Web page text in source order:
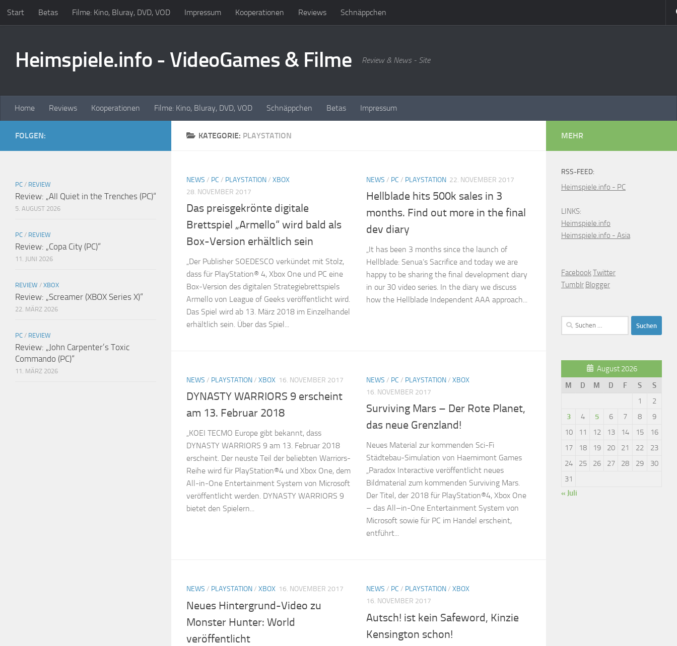
Zum Inhalt springen
Start Betas Filme: Kino, Bluray, DVD, VOD Impressum Kooperationen Reviews Schnäppchen
Heimspiele.info - VideoGames & Filme Review & News - Site
Home Reviews Kooperationen Filme: Kino, Bluray, DVD, VOD Schnäppchen Betas Impressum
KATEGORIE: PLAYSTATION
NEWS / PC / PLAYSTATION/ XBOX
28. NOVEMBER 2017
Das preisgekrönte digitale
Brettspiel „Armello“ wird bald als
Box-Version erhältlich sein
„Der Publisher SOEDESCO verkündet mit Stolz,
dass für PlayStation® 4, Xbox One und PC eine
Box-Version des digitalen Strategiebrettspiels
Armello von League of Geeks veröffentlicht wird.
Das Spiel wird ab 13. März 2018 im Einzelhandel
erhältlich sein. Über das Spiel...
NEWS / PC / PLAYSTATION 22. NOVEMBER 2017
Hellblade hits 500k sales in 3
months. Find out more in the final
dev diary
„It has been 3 months since the launch of
Hellblade: Senua’s Sacrifice and today we are
happy to be sharing the final development diary
in our 30 video series. In the diary we discuss
how the Hellblade Independent AAA approach...
NEWS / PLAYSTATION/ XBOX 16. NOVEMBER 2017
DYNASTY WARRIORS 9 erscheint
am 13. Februar 2018
„KOEI TECMO Europe gibt bekannt, dass
DYNASTY WARRIORS 9 am 13. Februar 2018
erscheint. Der neuste Teil der beliebten Warriors-
Reihe wird für PlayStation®4 und Xbox One, dem
All-in-One Entertainment System von Microsoft
veröffentlicht werden. DYNASTY WARRIORS 9
bietet den Spielern...
NEWS / PC / PLAYSTATION/ XBOX
16. NOVEMBER 2017
Surviving Mars – Der Rote Planet,
das neue Grenzland!
Neues Material zur kommenden Sci-Fi
Städtebau-Simulation von Haemimont Games
„Paradox Interactive veröffentlicht neues
Bildmaterial zum kommenden Surviving Mars.
Der Titel, der 2018 für PlayStation®4, Xbox One
– das All–in-One Entertainment System von
Microsoft sowie für PC im Handel erscheint,
entführt...
NEWS / PLAYSTATION/ XBOX 16. NOVEMBER 2017
Neues Hintergrund-Video zu
Monster Hunter: World
veröffentlicht
NEWS / PC / PLAYSTATION/ XBOX
16. NOVEMBER 2017
Autsch! ist kein Safeword, Kinzie
Kensington schon!
FOLGEN:
PC / REVIEW
Review: „All Quiet in the Trenches (PC)“
5. AUGUST 2026
PC / REVIEW
Review: „Copa City (PC)“
11. JUNI 2026
REVIEW / XBOX
Review: „Screamer (XBOX Series X)“
22. MÄRZ 2026
PC / REVIEW
Review: „John Carpenter’s Toxic
Commando (PC)“
11. MÄRZ 2026
MEHR
RSS-FEED:
Heimspiele.info - PC
LINKS:
Heimspiele.info
Heimspiele.info - Asia
FacebookTwitter
Tumblr Blogger
Suchen
nach:
August 2026
M
D M D F S
S
1
2
3
4 5 6 7 8
9
10
11 12 13 14 15
16
17
18 19 20 21 22
23
24
25 26 27 28 29
30
31
« Juli